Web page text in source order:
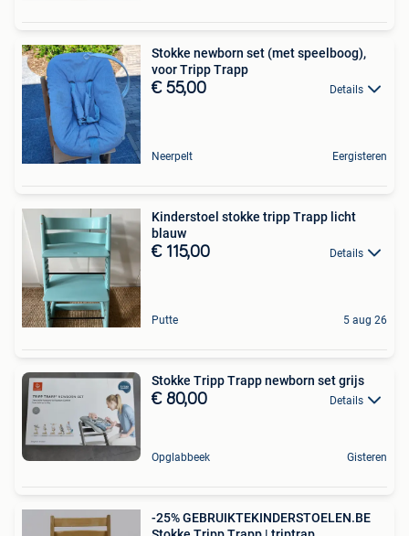
Stokke newborn set (met speelboog),
voor Tripp Trapp
€ 55,00 Details
Neerpelt Eergisteren
Kinderstoel stokke tripp Trapp licht
blauw
€ 115,00 Details
Putte 5 aug 26
Stokke Tripp Trapp newborn set grijs
€ 80,00 Details
Opglabbeek Gisteren
-25% GEBRUIKTEKINDERSTOELEN.BE